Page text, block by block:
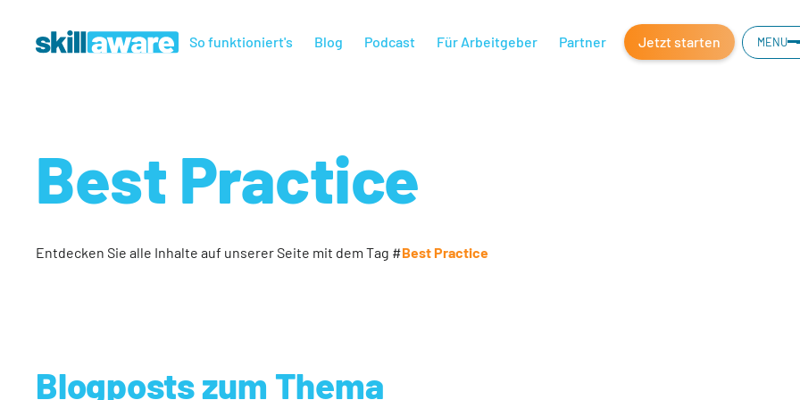
So funktioniert's Blog Podcast Für Arbeitgeber Partner Jetzt starten MENU
Best Practice
Entdecken Sie alle Inhalte auf unserer Seite mit dem Tag #Best Practice
Blogposts zum Thema